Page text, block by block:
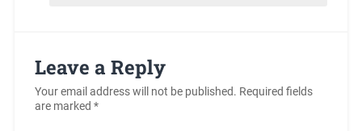
Leave a Reply
Your email address will not be published. Required fields
are marked *